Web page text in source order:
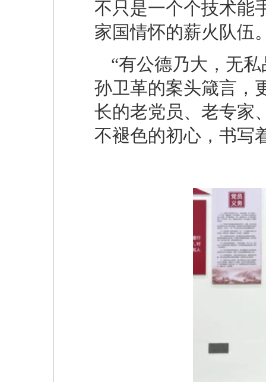
不只是一个个技术能
家国情怀的薪火队伍
“有公德乃大，无
孙卫革的案头箴言，
长的老党员、老专家
不褪色的初心，书写